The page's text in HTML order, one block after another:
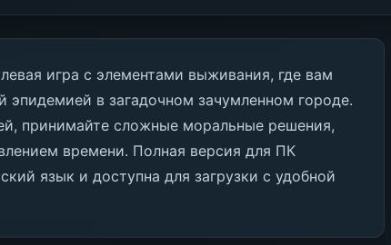
игра с элементами выживания, где вам
эпидемией в загадочном зачумленном городе.
принимайте сложные моральные решения,
времени. Полная версия для ПК
язык и доступна для загрузки с удобной